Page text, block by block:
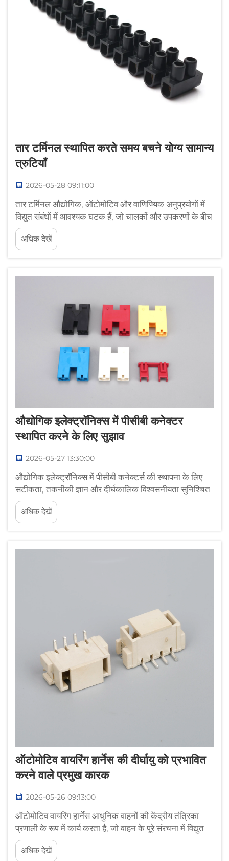
तार टर्मिनल स्थापित करते समय बचने योग्य सामान्य
त्रुटियाँ
2026-05-28 09:11:00
तार टर्मिनल औद्योगिक, ऑटोमोटिव और वाणिज्यिक अनुप्रयोगों में
विद्युत संबंधों में आवश्यक घटक हैं, जो चालकों और उपकरणों के बीच
महत्वपूर्ण इंटरफ़ेस के रूप में कार्य करते हैं। इनकी स्पष्ट सरलता के
बावजूद, गलत स्थापना...
अधिक देखें
औद्योगिक इलेक्ट्रॉनिक्स में पीसीबी कनेक्टर
स्थापित करने के लिए सुझाव
2026-05-27 13:30:00
औद्योगिक इलेक्ट्रॉनिक्स में पीसीबी कनेक्टर्स की स्थापना के लिए
सटीकता, तकनीकी ज्ञान और दीर्घकालिक विश्वसनीयता सुनिश्चित
करने के लिए कठोर परिचालन वातावरणों में सर्वोत्तम प्रथाओं का
पालन करना आवश्यक है। चाहे आप नियंत्रण प्रणालियों का
असेंबली कर रहे हों, स्वचालन...
अधिक देखें
ऑटोमोटिव वायरिंग हार्नेस की दीर्घायु को प्रभावित
करने वाले प्रमुख कारक
2026-05-26 09:13:00
ऑटोमोटिव वायरिंग हार्नेस आधुनिक वाहनों की केंद्रीय तंत्रिका
प्रणाली के रूप में कार्य करता है, जो वाहन के पूरे संरचना में विद्युत
और इलेक्ट्रॉनिक घटकों को जोड़ता है। ऑटोमोटिव वायरिंग हार्नेस
की दीर्घायु सीधे वाहन की विश्वसनीयता, सुरक्षा...
अधिक देखें